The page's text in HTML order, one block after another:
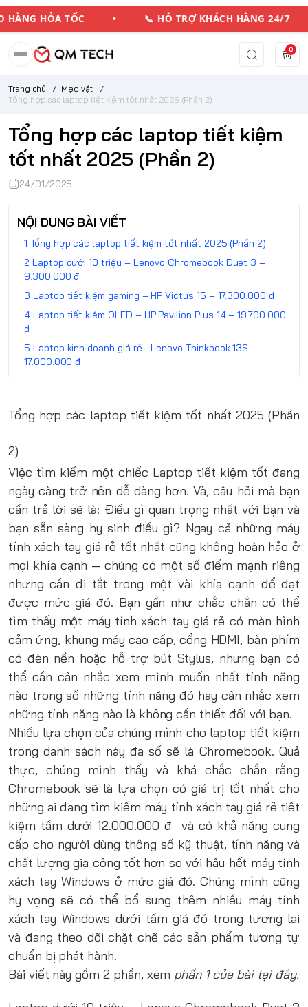
HỎA TỐC • 📞 HỖ TRỢ KHÁCH HÀNG
0
Trang chủ / Mẹo vặt
/
Tổng hợp các laptop tiết kiệm tốt nhất 2025 (Phần 2)
Tổng hợp các laptop tiết kiệm
tốt nhất 2025 (Phần 2)
24/01/2025
NỘI DUNG BÀI VIẾT
Tổng hợp các laptop tiết kiệm tốt nhất 2025 (Phần 2)
Laptop dưới 10 triệu – Lenovo Chromebook Duet 3 –
9.300.000 đ
Laptop tiết kiệm gaming – HP Victus 15 – 17.300.000 đ
Laptop tiết kiệm OLED – HP Pavilion Plus 14 – 19.700.000
đ
Laptop kinh doanh giá rẻ - Lenovo Thinkbook 13S –
17.000.000 đ
Tổng hợp các laptop tiết kiệm tốt nhất 2025 (Phần
2)
Việc tìm kiếm một chiếc Laptop tiết kiệm tốt đang
ngày càng trở nên dễ dàng hơn. Và, câu hỏi mà bạn
cần trả lời sẽ là: Điều gì quan trọng nhất với bạn và
bạn sẵn sàng hy sinh điều gì? Ngay cả những máy
tính xách tay giá rẻ tốt nhất cũng không hoàn hảo ở
mọi khía cạnh — chúng có một số điểm mạnh riêng
nhưng cần đi tắt trong một vài khía cạnh để đạt
được mức giá đó. Bạn gần như chắc chắn có thể
tìm thấy một máy tính xách tay giá rẻ có màn hình
cảm ứng, khung máy cao cấp, cổng HDMI, bàn phím
có đèn nền hoặc hỗ trợ bút Stylus, nhưng bạn có
thể cần cân nhắc xem mình muốn nhất tính năng
nào trong số những tính năng đó hay cân nhắc xem
những tính năng nào là không cần thiết đối với bạn.
Nhiều lựa chọn của chúng mình cho laptop tiết kiệm
trong danh sách này đa số sẽ là Chromebook. Quả
thực, chúng mình thấy và khá chắc chắn rằng
Chromebook sẽ là lựa chọn có giá trị tốt nhất cho
những ai đang tìm kiếm máy tính xách tay giá rẻ tiết
kiệm tầm dưới 12.000.000 đ và có khả năng cung
cấp cho người dùng thông số kỹ thuật, tính năng và
chất lượng gia công tốt hơn so với hầu hết máy tính
xách tay Windows ở mức giá đó. Chúng mình cũng
hy vọng sẽ có thể bổ sung thêm nhiều máy tính
xách tay Windows dưới tầm giá đó trong tương lai
và đang theo dõi chặt chẽ các sản phẩm tương tự
chuẩn bị phát hành.
Bài viết này gồm 2 phần, xem phần 1 của bài tại đây.